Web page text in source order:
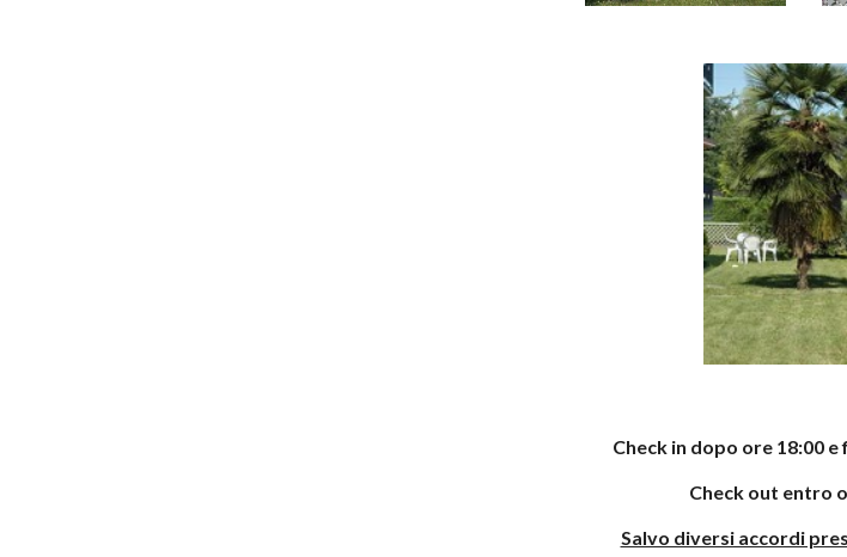
Check in dopo ore 18:00 e
Check out entro
Salvo diversi accordi